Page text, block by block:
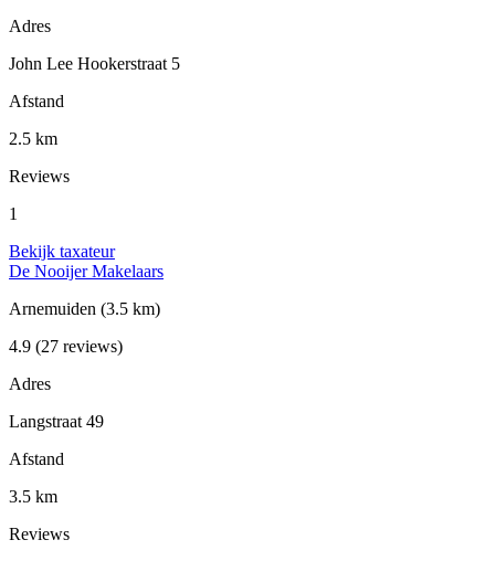
Adres
John Lee Hookerstraat 5
Afstand
2.5 km
Reviews
1
Bekijk taxateur
De Nooijer Makelaars
Arnemuiden (3.5 km)
4.9 (27 reviews)
Adres
Langstraat 49
Afstand
3.5 km
Reviews